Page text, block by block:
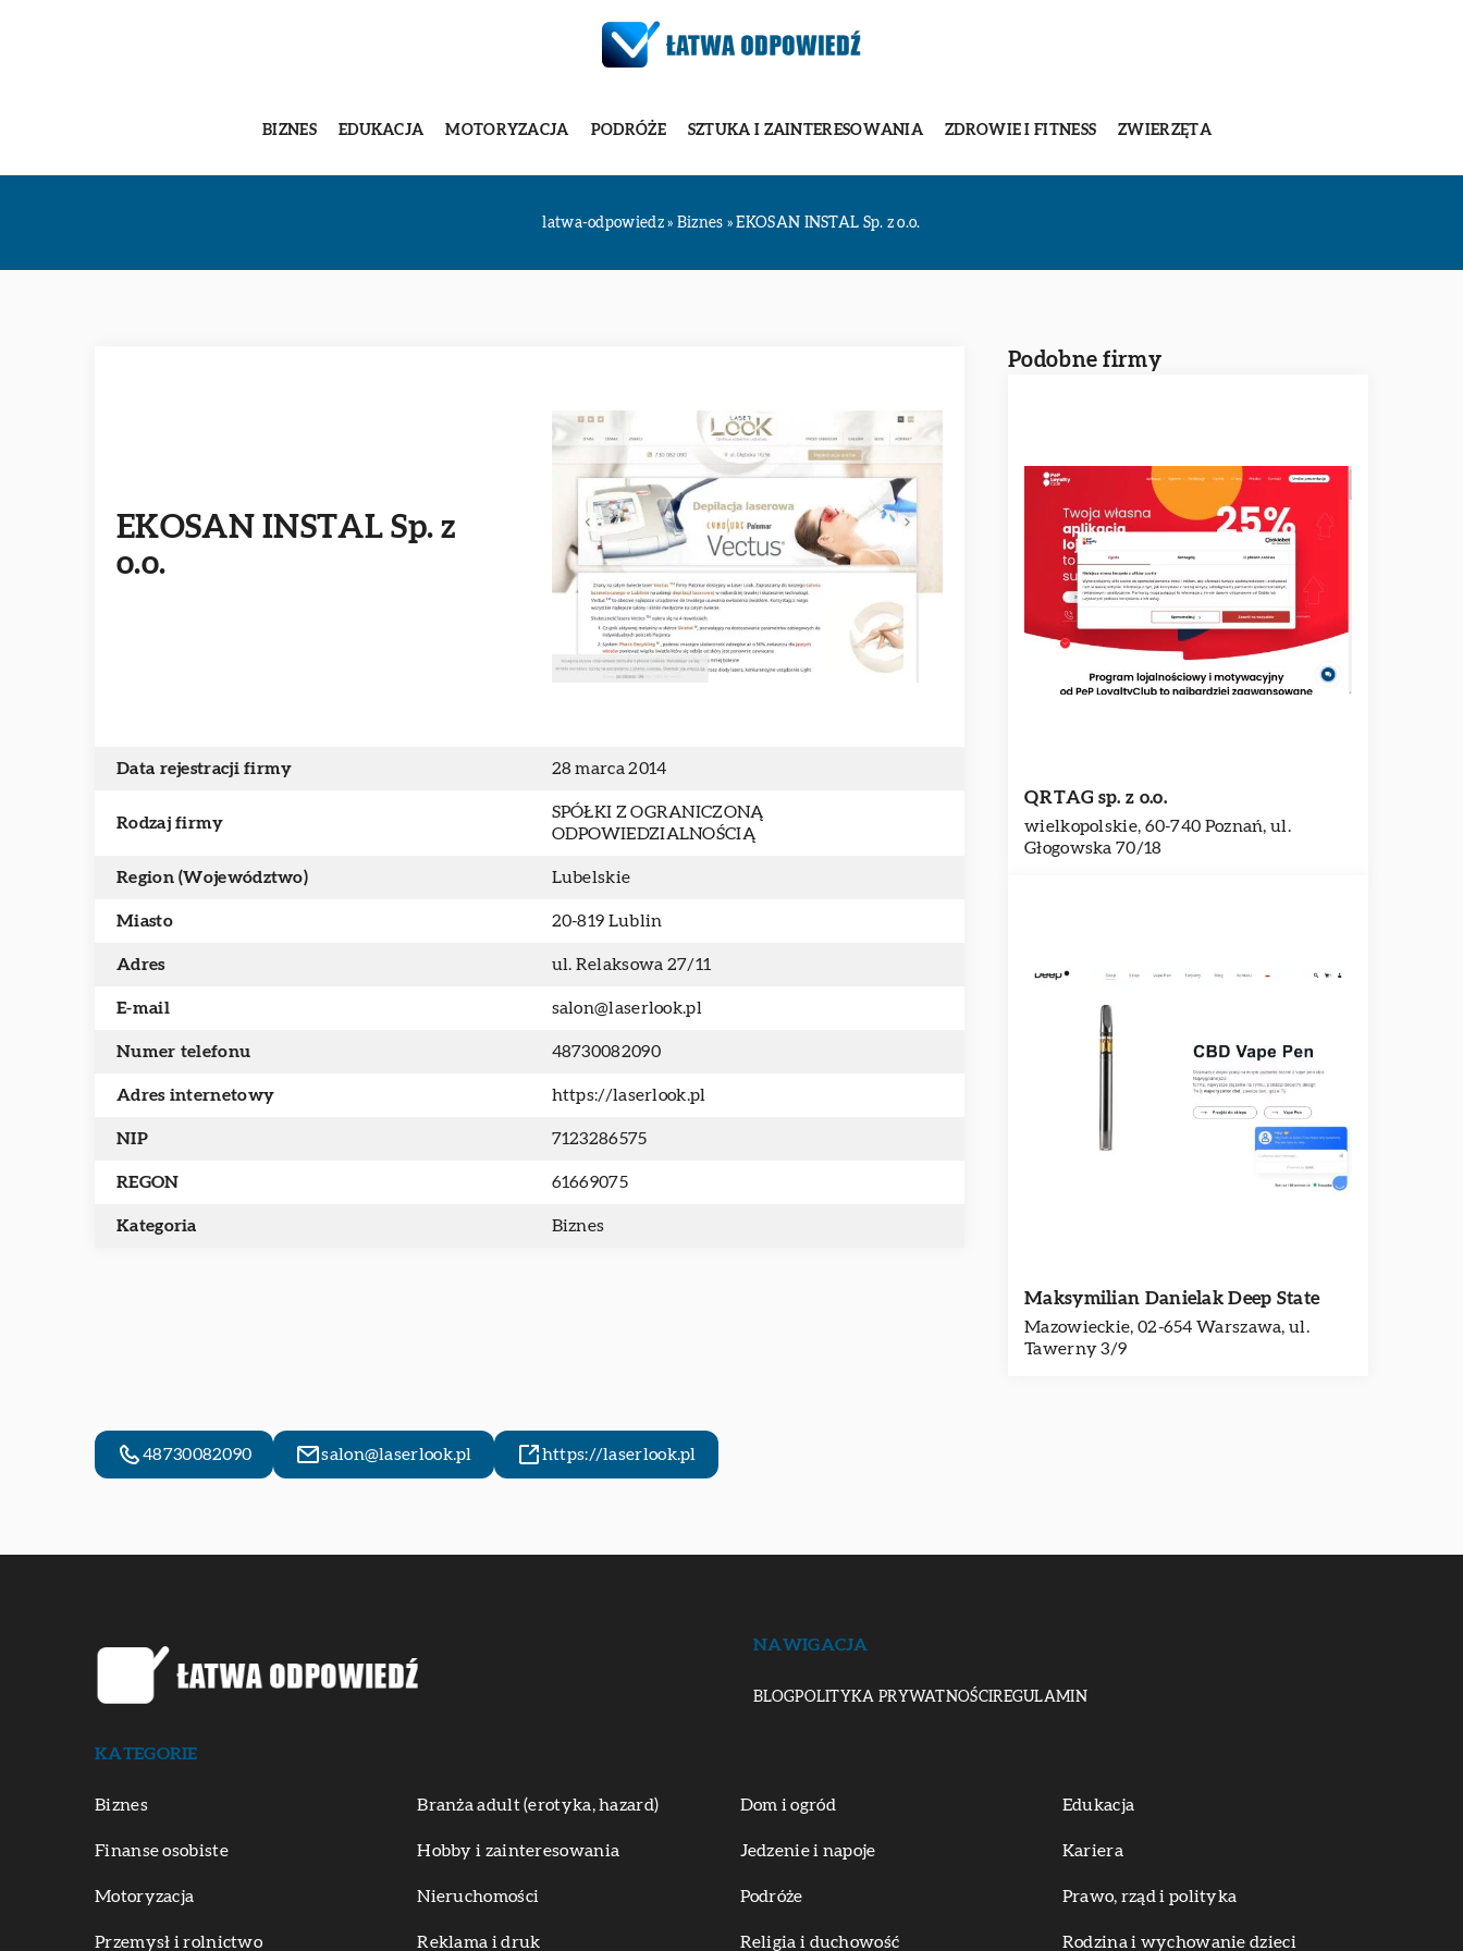
BIZNES EDUKACJA MOTORYZACJA PODRÓŻE SZTUKA I ZAINTERESOWANIA ZDROWIE I FITNESS ZWIERZĘTA
latwa-odpowiedz» Biznes »EKOSAN INSTAL Sp. z o.o.
EKOSAN INSTAL Sp. z
o.o.
Data rejestracji firmy 28 marca 2014
Rodzaj firmy
SPÓŁKI Z OGRANICZONĄ
ODPOWIEDZIALNOŚCIĄ
Region (Województwo) Lubelskie
Miasto 20-819 Lublin
Adres ul. Relaksowa 27/11
E-mail salon@laserlook.pl
Numer telefonu 48730082090
Adres internetowy https://laserlook.pl
NIP 7123286575
REGON 61669075
Kategoria Biznes
Podobne firmy
QRTAG sp. z o.o.
wielkopolskie, 60-740 Poznań, ul.
Głogowska 70/18
Maksymilian Danielak Deep State
Mazowieckie, 02-654 Warszawa, ul.
Tawerny 3/9
48730082090 salon@laserlook.pl https://laserlook.pl
NAWIGACJA
BLOGPOLITYKA PRYWATNOŚCIREGULAMIN
KATEGORIE
Biznes Branża adult (erotyka, hazard) Dom i ogród Edukacja
Finanse osobiste Hobby i zainteresowania Jedzenie i napoje Kariera
Motoryzacja Nieruchomości Podróże Prawo, rząd i polityka
Przemysł i rolnictwo Reklama i druk Religia i duchowość Rodzina i wychowanie dzieci